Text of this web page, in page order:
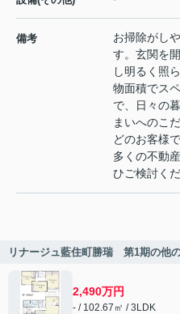
備考
お掃除がし
す。玄関を
し明るく照
物面積でス
で、日々の
まいへのこ
どのお客様
多くの不動
ひご検討くだ
リナージュ藍住町勝瑞 第1期の他
2,490万円
- / 102.67㎡ / 3LDK